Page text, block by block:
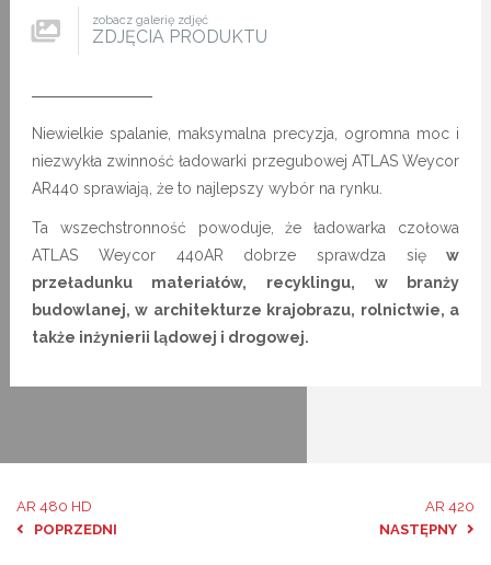
zobacz galerię zdjęć
ZDJĘCIA PRODUKTU
Niewielkie spalanie, maksymalna precyzja, ogromna moc i
niezwykła zwinność ładowarki przegubowej ATLAS Weycor
AR440 sprawiają, że to najlepszy wybór na rynku.
Ta wszechstronność powoduje, że ładowarka czołowa
ATLAS Weycor 440AR dobrze sprawdza się w
przeładunku materiałów, recyklingu, w branży
budowlanej, w architekturze krajobrazu, rolnictwie, a
także inżynierii lądowej i drogowej.
AR 480 HD
POPRZEDNI
AR 420
NASTĘPNY